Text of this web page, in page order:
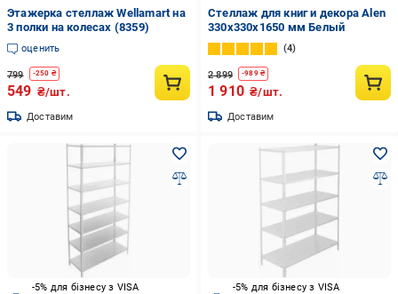
Этажерка стеллаж Wellamart на
3 полки на колесах (8359)
оценить
799 -250 ₴
549 ₴/шт.
Доставим
Стеллаж для книг и декора Alen
330x330x1650 мм Белый
4
2 899 -989₴
1 910 ₴/шт.
Доставим
-5% для бізнесу з VISA -5% для бізнесу з VISA